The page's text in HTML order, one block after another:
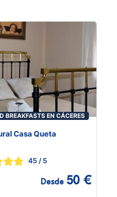
BREAKFASTS EN CÁCERES
Casa Queta
45 / 5
Desde 50 €